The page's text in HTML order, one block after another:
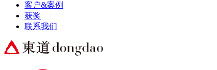
客户&案例
获奖
联系我们